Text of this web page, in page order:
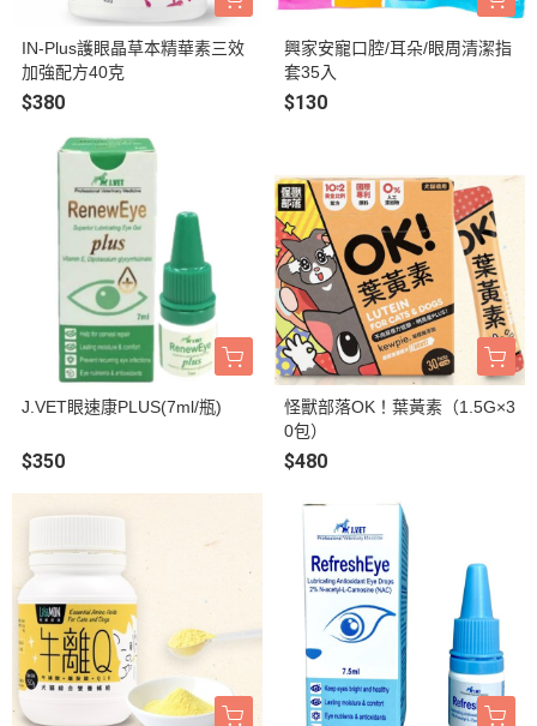
IN-Plus護眼晶草本精華素三效
加強配方40克
$380
興家安寵口腔/耳朵/眼周清潔指
套35入
$130
J.VET眼速康PLUS(7ml/瓶)
$350
怪獸部落OK！葉黃素（1.5G×3
0包）
$480